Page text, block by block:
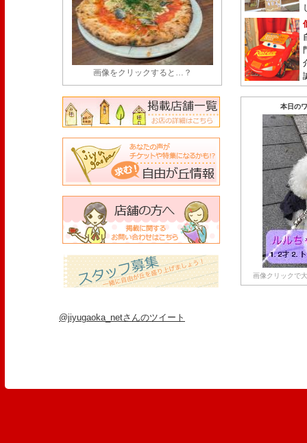
画像をクリックすると…？
本日の
画像クリックで
@jiyugaoka_netさんのツイート